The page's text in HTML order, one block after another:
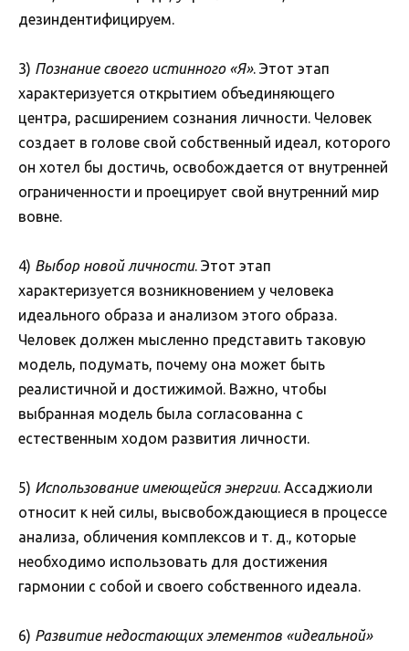
дезиндентифицируем.
3) Познание своего истинного «Я». Этот этап
характеризуется открытием объединяющего
центра, расширением сознания личности. Человек
создает в голове свой собственный идеал, которого
он хотел бы достичь, освобождается от внутренней
ограниченности и проецирует свой внутренний мир
вовне.
4) Выбор новой личности. Этот этап
характеризуется возникновением у человека
идеального образа и анализом этого образа.
Человек должен мысленно представить таковую
модель, подумать, почему она может быть
реалистичной и достижимой. Важно, чтобы
выбранная модель была согласованна с
естественным ходом развития личности.
5) Использование имеющейся энергии. Ассаджиоли
относит к ней силы, высвобождающиеся в процессе
анализа, обличения комплексов и т. д., которые
необходимо использовать для достижения
гармонии с собой и своего собственного идеала.
6) Развитие недостающих элементов «идеальной»